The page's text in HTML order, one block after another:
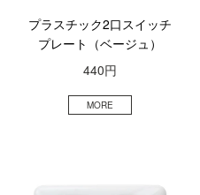
プラスチック2口スイッチ
プレート（ベージュ）
440円